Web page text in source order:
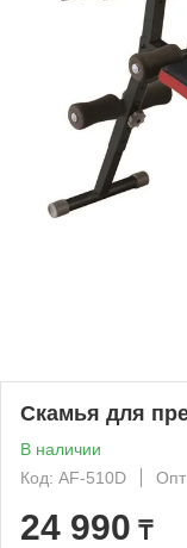
Скамья для
В наличии
Код: AF-510D
24 990 ₸